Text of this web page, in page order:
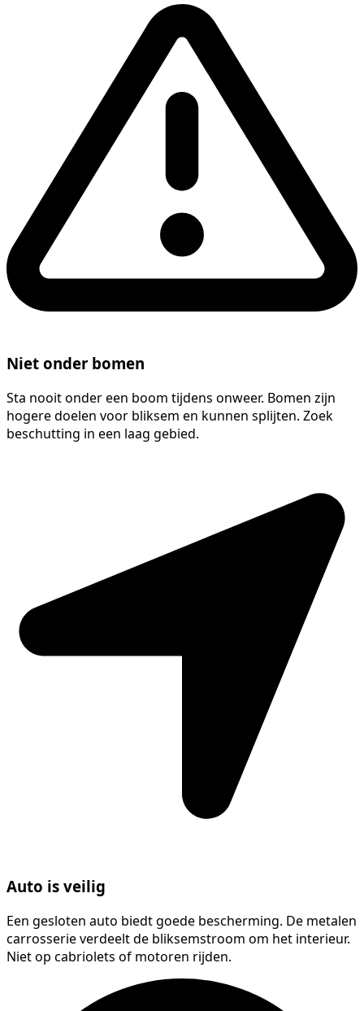
Niet onder bomen
Sta nooit onder een boom tijdens onweer. Bomen zijn
hogere doelen voor bliksem en kunnen splijten. Zoek
beschutting in een laag gebied.
Auto is veilig
Een gesloten auto biedt goede bescherming. De metalen
carrosserie verdeelt de bliksemstroom om het interieur.
Niet op cabriolets of motoren rijden.